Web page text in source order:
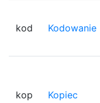
kod Kodowanie
kop Kopiec